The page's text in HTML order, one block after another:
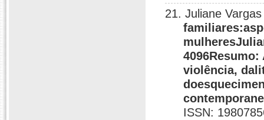
21. Juliane
violência,
ISSN: